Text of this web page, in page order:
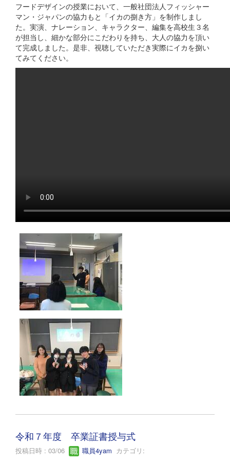
フードデザインの授業において、一般社団法人フィッシャー
マン・ジャパンの協力もと「イカの捌き方」を制作しまし
た。実演、ナレーション、キャラクター、編集を高校生３名
が担当し、細かな部分にこだわりを持ち、大人の協力を頂い
て完成しました。是非、視聴していただき実際にイカを捌い
てみてください。
令和７年度 卒業証書授与式
投稿日時 : 03/06 職員4yam カテゴリ: